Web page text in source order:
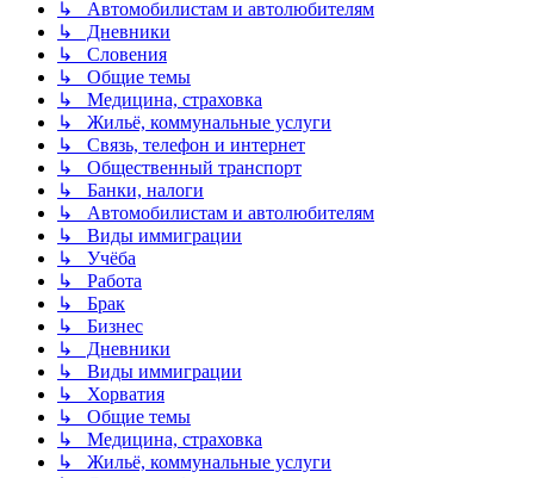
↳ Автомобилистам и автолюбителям
↳ Дневники
↳ Словения
↳ Общие темы
↳ Медицина, страховка
↳ Жильё, коммунальные услуги
↳ Связь, телефон и интернет
↳ Общественный транспорт
↳ Банки, налоги
↳ Автомобилистам и автолюбителям
↳ Виды иммиграции
↳ Учёба
↳ Работа
↳ Брак
↳ Бизнес
↳ Дневники
↳ Виды иммиграции
↳ Хорватия
↳ Общие темы
↳ Медицина, страховка
↳ Жильё, коммунальные услуги